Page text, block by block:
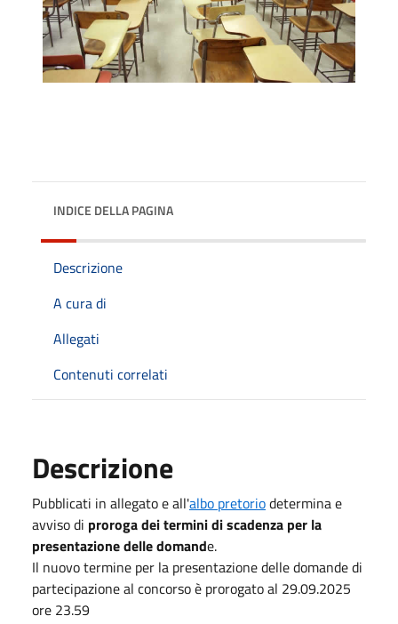
INDICE DELLA PAGINA
Descrizione
A cura di
Allegati
Contenuti correlati
Descrizione
Pubblicati in allegato e all'albo pretoriodetermina e
avviso di proroga dei termini di scadenza per la
presentazione delle domande.
Il nuovo termine per la presentazione delle domande di
partecipazione al concorso è prorogato al 29.09.2025
ore 23.59